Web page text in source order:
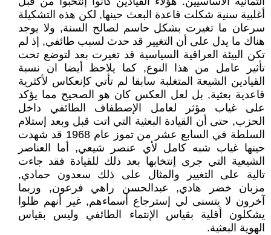
أغلبية سنية شكلت قاعدة البعث حينها, لكن هذه التشكيلة
سرعان ما تغيرت بشكل حاسم لصالح السنة, ولا يوجد
هناك ما يدل على أن التغيير قد حدث لسبب طائفي, إذ لم
تكن البيئة العراقية السياسية قد تغيرت بعد لتوضع تحت
تأثير عامل من هذا النوع, كما يلاحظ أيضا ان نسبة
القيادين الشيعة المتغلبة سابقا لم تأتي كإنعكاس لأكثرية
قاعدية بعثية, بل لعل العكس كان هو الصحيح مما يؤكد
على غياب مؤثر لعامل الإصطفاف الطائفي داخل
الحزب, حتى أن القيادة البعثية التي اتت قبل وبعد إستلام
السلطة في السابع عشر من تموز عام 1968 قد شهدت
حينها غياب شبه كامل لأي عنصر شيعي, أما العناصر
الشيعية التي جرى إنتخابها بعد ذلك للقيادة فقد جاءت
تالية على التغيير والمثال على ذلك سعدون حمادي,
مزبان خضر هادي, عبدالحسن راهي فرعون, وربما
آخرون لا يتسنى لي إسترجاع أسماءهم, غير أنهم ظلوا
يشكلون أقلية بقياس الإنتماء الطائفي وليس بقياس
الهوية البعثية.